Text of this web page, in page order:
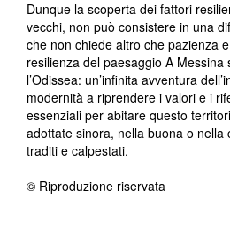
Dunque la scoperta dei fattori
vecchi, non può consistere in una
che non chiede altro che pazienza
resilienza del paesaggio A
l’Odissea: un’infinita avventura
modernità a riprendere i valori e i
essenziali per abitare questo
adottate sinora, nella buona o nella
traditi e calpestati.
© Riproduzione riservata